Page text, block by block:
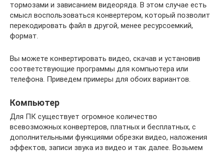
тормозами и зависанием видеоряда. В этом случае есть
смысл воспользоваться конвертером, который позволит
перекодировать файл в другой, менее ресурсоемкий,
формат.
Вы можете конвертировать видео, скачав и установив
соответствующие программы для компьютера или
телефона. Приведем примеры для обоих вариантов.
Компьютер
Для ПК существует огромное количество
всевозможных конвертеров, платных и бесплатных, с
дополнительными функциями обрезки видео, наложения
эффектов, записи звука из видео и так далее. Возьмем